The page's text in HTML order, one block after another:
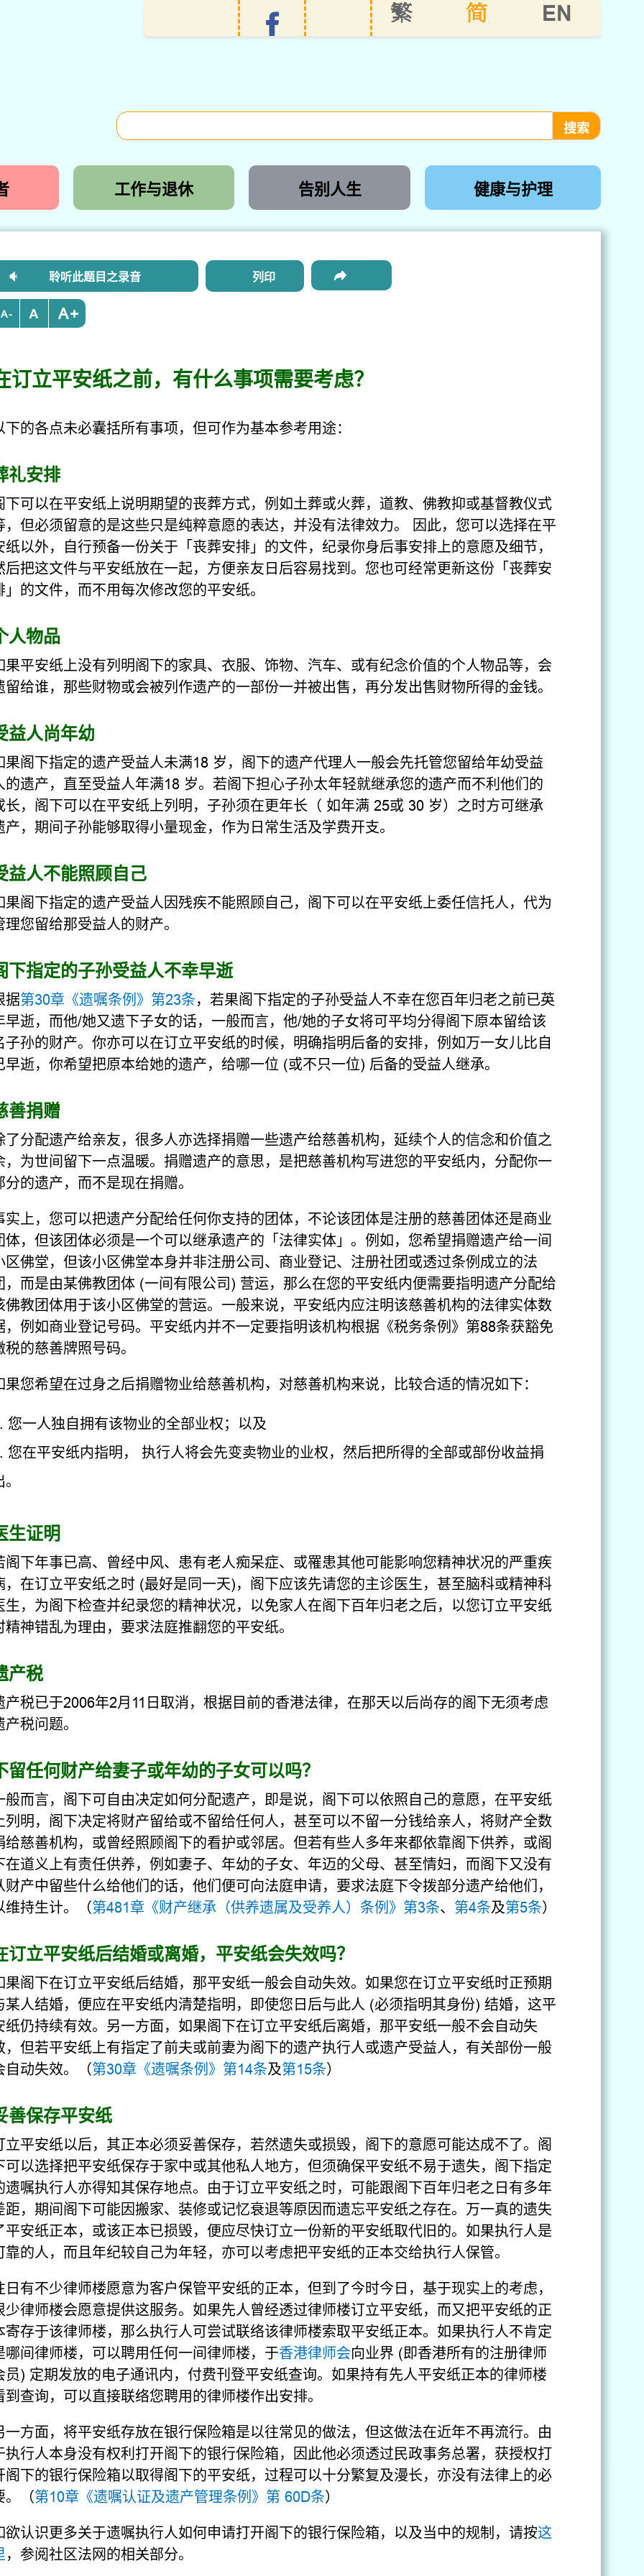
EN
简
繁
工作与退休 告别人生 健康与护理
聆听此题目之录音 列印
- +
订立平安纸之前，有什么事项需要考虑？
下的各点未必囊括所有事项，但可作为基本参考用途：
礼安排
下可以在平安纸上说明期望的丧葬方式，例如土葬或火葬，道教、佛教抑或基督教仪式
，但必须留意的是这些只是纯粹意愿的表达，并没有法律效力。 因此，您可以选择在平
纸以外，自行预备一份关于「丧葬安排」的文件，纪录你身后事安排上的意愿及细节，
后把这文件与平安纸放在一起，方便亲友日后容易找到。您也可经常更新这份「丧葬安
」的文件，而不用每次修改您的平安纸。
人物品
果平安纸上没有列明阁下的家具、衣服、饰物、汽车、或有纪念价值的个人物品等，会
留给谁，那些财物或会被列作遗产的一部份一并被出售，再分发出售财物所得的金钱。
益人尚年幼
果阁下指定的遗产受益人未满18 岁，阁下的遗产代理人一般会先托管您留给年幼受益
的遗产，直至受益人年满18 岁。若阁下担心子孙太年轻就继承您的遗产而不利他们的
长，阁下可以在平安纸上列明，子孙须在更年长（ 如年满 25或 30 岁）之时方可继承
产，期间子孙能够取得小量现金，作为日常生活及学费开支。
益人不能照顾自己
果阁下指定的遗产受益人因残疾不能照顾自己，阁下可以在平安纸上委任信托人，代为
理您留给那受益人的财产。
下指定的子孙受益人不幸早逝
据第30章《遗嘱条例》第23条，若果阁下指定的子孙受益人不幸在您百年归老之前已英
早逝，而他/她又遗下子女的话，一般而言，他/她的子女将可平均分得阁下原本留给该
子孙的财产。你亦可以在订立平安纸的时候，明确指明后备的安排，例如万一女儿比自
早逝，你希望把原本给她的遗产，给哪一位 (或不只一位) 后备的受益人继承。
善捐赠
了分配遗产给亲友，很多人亦选择捐赠一些遗产给慈善机构，延续个人的信念和价值之
，为世间留下一点温暖。捐赠遗产的意思，是把慈善机构写进您的平安纸内，分配你一
分的遗产，而不是现在捐赠。
实上，您可以把遗产分配给任何你支持的团体，不论该团体是注册的慈善团体还是商业
体，但该团体必须是一个可以继承遗产的「法律实体」。例如，您希望捐赠遗产给一间
区佛堂，但该小区佛堂本身并非注册公司、商业登记、注册社团或透过条例成立的法
，而是由某佛教团体 (一间有限公司) 营运，那么在您的平安纸内便需要指明遗产分配给
佛教团体用于该小区佛堂的营运。一般来说，平安纸内应注明该慈善机构的法律实体数
，例如商业登记号码。平安纸内并不一定要指明该机构根据《税务条例》第88条获豁免
税的慈善牌照号码。
果您希望在过身之后捐赠物业给慈善机构，对慈善机构来说，比较合适的情况如下：
您一人独自拥有该物业的全部业权；以及
您在平安纸内指明， 执行人将会先变卖物业的业权，然后把所得的全部或部份收益捐
生证明
阁下年事已高、曾经中风、患有老人痴呆症、或罹患其他可能影响您精神状况的严重疾
，在订立平安纸之时 (最好是同一天)，阁下应该先请您的主诊医生，甚至脑科或精神科
生，为阁下检查并纪录您的精神状况，以免家人在阁下百年归老之后，以您订立平安纸
精神错乱为理由，要求法庭推翻您的平安纸。
产税
产税已于2006年2月11日取消，根据目前的香港法律，在那天以后尚存的阁下无须考虑
产税问题。
留任何财产给妻子或年幼的子女可以吗？
般而言，阁下可自由决定如何分配遗产，即是说，阁下可以依照自己的意愿，在平安纸
列明，阁下决定将财产留给或不留给任何人，甚至可以不留一分钱给亲人，将财产全数
给慈善机构，或曾经照顾阁下的看护或邻居。但若有些人多年来都依靠阁下供养，或阁
在道义上有责任供养，例如妻子、年幼的子女、年迈的父母、甚至情妇，而阁下又没有
财产中留些什么给他们的话，他们便可向法庭申请，要求法庭下令拨部分遗产给他们，
维持生计。（第481章《财产继承（供养遗属及受养人）条例》第3条、 第4条及第5条）
订立平安纸后结婚或离婚，平安纸会失效吗？
果阁下在订立平安纸后结婚，那平安纸一般会自动失效。如果您在订立平安纸时正预期
某人结婚，便应在平安纸内清楚指明，即使您日后与此人 (必须指明其身份) 结婚，这平
纸仍持续有效。另一方面，如果阁下在订立平安纸后离婚，那平安纸一般不会自动失
，但若平安纸上有指定了前夫或前妻为阁下的遗产执行人或遗产受益人，有关部份一般
自动失效。（第30章《遗嘱条例》第14条及第15条）
善保存平安纸
立平安纸以后，其正本必须妥善保存，若然遗失或损毁，阁下的意愿可能达成不了。阁
可以选择把平安纸保存于家中或其他私人地方，但须确保平安纸不易于遗失，阁下指定
遗嘱执行人亦得知其保存地点。由于订立平安纸之时，可能跟阁下百年归老之日有多年
距，期间阁下可能因搬家、装修或记忆衰退等原因而遗忘平安纸之存在。万一真的遗失
平安纸正本，或该正本已损毁，便应尽快订立一份新的平安纸取代旧的。如果执行人是
靠的人，而且年纪较自己为年轻，亦可以考虑把平安纸的正本交给执行人保管。
日有不少律师楼愿意为客户保管平安纸的正本，但到了今时今日，基于现实上的考虑，
少律师楼会愿意提供这服务。如果先人曾经透过律师楼订立平安纸，而又把平安纸的正
寄存于该律师楼，那么执行人可尝试联络该律师楼索取平安纸正本。如果执行人不肯定
哪间律师楼，可以聘用任何一间律师楼，于香港律师会向业界 (即香港所有的注册律师
员) 定期发放的电子通讯内，付费刊登平安纸查询。如果持有先人平安纸正本的律师楼
到查询，可以直接联络您聘用的律师楼作出安排。
一方面，将平安纸存放在银行保险箱是以往常见的做法，但这做法在近年不再流行。由
执行人本身没有权利打开阁下的银行保险箱，因此他必须透过民政事务总署，获授权打
阁下的银行保险箱以取得阁下的平安纸，过程可以十分繁复及漫长，亦没有法律上的必
。（第10章《遗嘱认证及遗产管理条例》第 60D条）
欲认识更多关于遗嘱执行人如何申请打开阁下的银行保险箱，以及当中的规制，请按这
，参阅社区法网的相关部分。